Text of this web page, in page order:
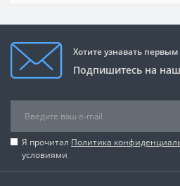
Хотите узнавать
Подпишитесь на
Я прочитал Политика
условиями